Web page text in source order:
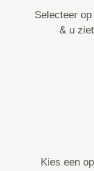
Selecteer
& u
Kies een